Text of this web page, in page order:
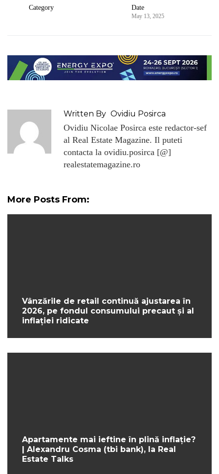
Category Date
May 13, 2025
Written By Ovidiu Posirca
Ovidiu Nicolae Posirca este redactor-sef
al Real Estate Magazine. Il puteti
contacta la ovidiu.posirca [@]
realestatemagazine.ro
More Posts From:
Vânzările de retail continuă ajustarea în
2026, pe fondul consumului precaut și al
inflației ridicate
Apartamente mai ieftine în plină inflație?
| Alexandru Cosma (tbi bank), la Real
Estate Talks